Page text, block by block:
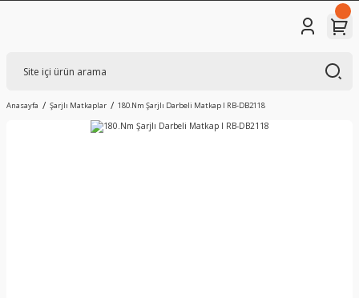
Anasayfa Şarjlı Matkaplar 180.Nm Şarjlı Darbeli Matkap I RB-DB2118